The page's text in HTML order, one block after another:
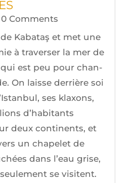
Comments
Kaba­taş et met une
à tra­ver­ser la mer de
qui est peu pour chan­
On laisse der­rière soi
ses klaxons,
d’ha­bi­tants
deux conti­nents, et
un cha­pe­let de
dans l’eau grise,
se visitent.